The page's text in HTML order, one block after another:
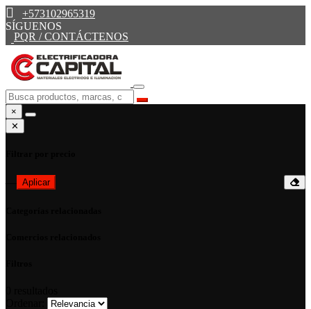
+573102965319
SÍGUENOS
PQR / CONTÁCTENOS
×
✕
Aplicar